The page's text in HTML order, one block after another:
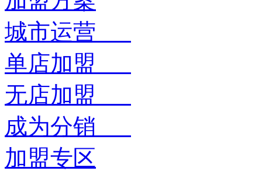
城市运营
单店加盟
无店加盟
成为分销
加盟专区